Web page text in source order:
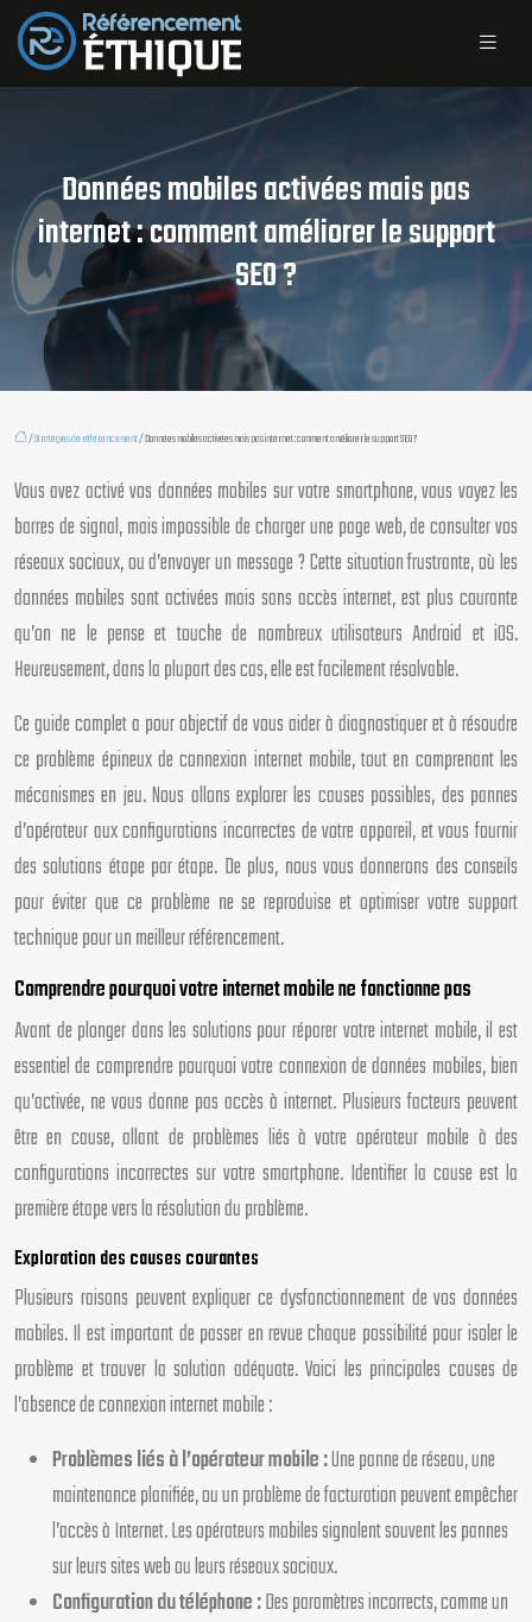
Données mobiles activées mais pas
internet : comment améliorer le support
SEO ?
/Stratégies de référencement/ Données mobiles activées mais pas internet : comment améliorer le support SEO ?
Vous avez activé vos données mobiles sur votre smartphone, vous voyez les
barres de signal, mais impossible de charger une page web, de consulter vos
réseaux sociaux, ou d’envoyer un message ? Cette situation frustrante, où les
données mobiles sont activées mais sans accès internet, est plus courante
qu’on ne le pense et touche de nombreux utilisateurs Android et iOS.
Heureusement, dans la plupart des cas, elle est facilement résolvable.
Ce guide complet a pour objectif de vous aider à diagnostiquer et à résoudre
ce problème épineux de connexion internet mobile, tout en comprenant les
mécanismes en jeu. Nous allons explorer les causes possibles, des pannes
d’opérateur aux configurations incorrectes de votre appareil, et vous fournir
des solutions étape par étape. De plus, nous vous donnerons des conseils
pour éviter que ce problème ne se reproduise et optimiser votre support
technique pour un meilleur référencement.
Comprendre pourquoi votre internet mobile ne fonctionne pas
Avant de plonger dans les solutions pour réparer votre internet mobile, il est
essentiel de comprendre pourquoi votre connexion de données mobiles, bien
qu’activée, ne vous donne pas accès à internet. Plusieurs facteurs peuvent
être en cause, allant de problèmes liés à votre opérateur mobile à des
configurations incorrectes sur votre smartphone. Identifier la cause est la
première étape vers la résolution du problème.
Exploration des causes courantes
Plusieurs raisons peuvent expliquer ce dysfonctionnement de vos données
mobiles. Il est important de passer en revue chaque possibilité pour isoler le
problème et trouver la solution adéquate. Voici les principales causes de
l’absence de connexion internet mobile :
Problèmes liés à l’opérateur mobile :Une panne de réseau, une
maintenance planifiée, ou un problème de facturation peuvent empêcher
l’accès à Internet. Les opérateurs mobiles signalent souvent les pannes
sur leurs sites web ou leurs réseaux sociaux.
Configuration du téléphone :Des paramètres incorrects, comme un